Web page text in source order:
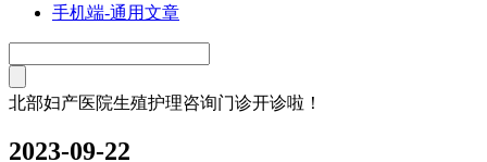
手机端-通用文章
北部妇产医院生殖护理咨询门诊开诊啦！
2023-09-22